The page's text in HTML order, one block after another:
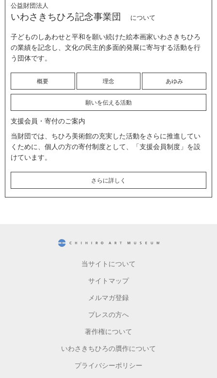
公益財団法人
いわさきちひろ記念事業団 について
子どものしあわせと平和を願い続けた絵本画家いわさきちひろ
の業績を記念し、文化の民主的多面的発展に寄与する活動を行
う団体です。
概要 理念 あゆみ
願いを伝える活動
支援会員・寄付のご案内
当財団では、ちひろ美術館の充実した活動をさらに推進してい
くために、個人の方の寄付制度として、「支援会員制度」を設
けています。
さらに詳しく
当サイトについて
サイトマップ
メルマガ登録
プレスの方へ
著作権について
いわさきちひろの贋作について
プライバシーポリシー